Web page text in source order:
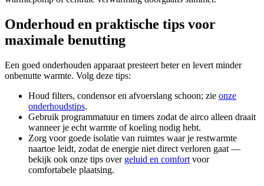
Onderhoud en praktische tips voor
maximale benutting
Een goed onderhouden apparaat presteert beter en levert minder
onbenutte warmte. Volg deze tips:
Houd filters, condensor en afvoerslang schoon; zie onze
onderhoudstips.
Gebruik programmatuur en timers zodat de airco alleen draait
wanneer je echt warmte of koeling nodig hebt.
Zorg voor goede isolatie van ruimtes waar je restwarmte
naartoe leidt, zodat de energie niet direct verloren gaat —
bekijk ook onze tips over geluid en comfort voor
comfortabele plaatsing.